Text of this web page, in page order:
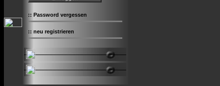
:: Password vergessen
:: neu registrieren